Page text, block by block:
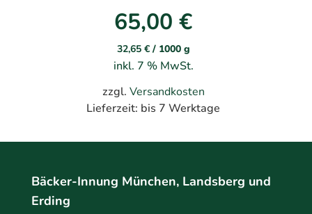
65,00€
32,65 €/ 1000 g
inkl. 7 % MwSt.
zzgl. Versandkosten
Lieferzeit: bis 7 Werktage
Bäcker-Innung München, Landsberg und
Erding